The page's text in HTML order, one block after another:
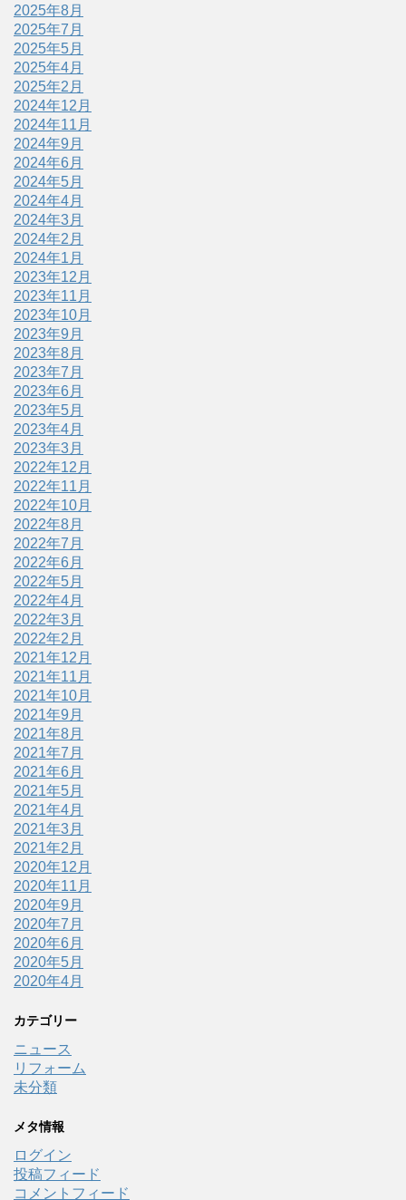
2025年8月
2025年7月
2025年5月
2025年4月
2025年2月
2024年12月
2024年11月
2024年9月
2024年6月
2024年5月
2024年4月
2024年3月
2024年2月
2024年1月
2023年12月
2023年11月
2023年10月
2023年9月
2023年8月
2023年7月
2023年6月
2023年5月
2023年4月
2023年3月
2022年12月
2022年11月
2022年10月
2022年8月
2022年7月
2022年6月
2022年5月
2022年4月
2022年3月
2022年2月
2021年12月
2021年11月
2021年10月
2021年9月
2021年8月
2021年7月
2021年6月
2021年5月
2021年4月
2021年3月
2021年2月
2020年12月
2020年11月
2020年9月
2020年7月
2020年6月
2020年5月
2020年4月
カテゴリー
ニュース
リフォーム
未分類
メタ情報
ログイン
投稿フィード
コメントフィード